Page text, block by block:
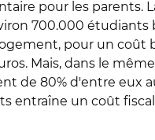
pour les parents.
700.000 étudiants
pour un coût
Mais, dans le
de 80% d'entre eux
entraîne un coût fiscal